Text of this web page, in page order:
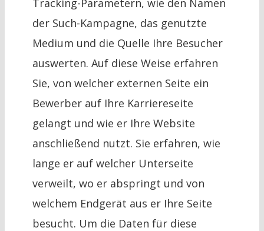
Tracking-Parametern, wie den Namen
der Such-Kampagne, das genutzte
Medium und die Quelle Ihre Besucher
auswerten. Auf diese Weise erfahren
Sie, von welcher externen Seite ein
Bewerber auf Ihre Karriereseite
gelangt und wie er Ihre Website
anschließend nutzt. Sie erfahren, wie
lange er auf welcher Unterseite
verweilt, wo er abspringt und von
welchem Endgerät aus er Ihre Seite
besucht. Um die Daten für diese